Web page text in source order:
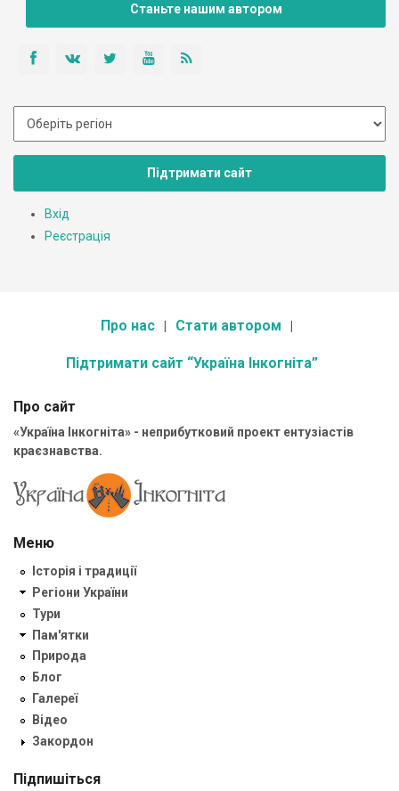
Станьте нашим автором
Підтримати сайт
Вхід
Реєстрація
Про нас Стати автором
Підтримати сайт “Україна Інкогніта”
Про сайт
«Україна Інкогніта» - неприбутковий проект ентузіастів
краєзнавства.
Меню
Історія і традиції
Регіони України
Тури
Пам'ятки
Природа
Блог
Галереї
Відео
Закордон
Підпишіться